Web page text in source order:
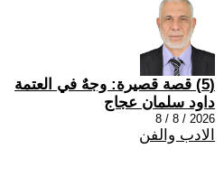
(5) قصة قصيرة: وجهٌ في العتمة
داود سلمان عجاج
2026 / 8 / 8
الادب والفن